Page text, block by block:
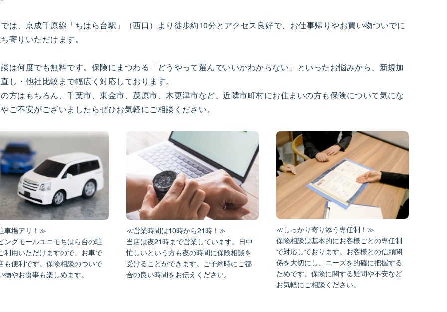
は、京成千原線「ちはら台駅」（西口）より徒歩約10分とアクセス良好で、お仕事帰りやお買い物ついでに
寄りいただけます。
は何度でも無料です。保険にまつわる「どうやって選んでいいかわからない」といったお悩みから、新規加
し・他社比較まで幅広く対応しております。
方はもちろん、千葉市、東金市、茂原市、木更津市など、近隣市町村にお住まいの方も保険について気にな
ご不安がございましたらぜひお気軽にご相談ください。
車場アリ！≫
ングモールユニモちはら台の駐
利用いただけますので、お車で
も便利です。保険相談のついで
物やお食事も楽しめます。
≪営業時間は10時から21時！≫
当店は夜21時まで営業しています。日中
忙しいという方も夜の時間に保険相談を
受けることができます。ご予約時にご都
合の良い時間をお伝えください。
≪しっかり寄り添う専任制！≫
保険相談は基本的にお客様ごとの専任制
で対応しております。お客様との信頼関
係を大切にし、ニーズを的確に把握する
ためです。保険に関する疑問や不安など
お気軽にご相談ください。